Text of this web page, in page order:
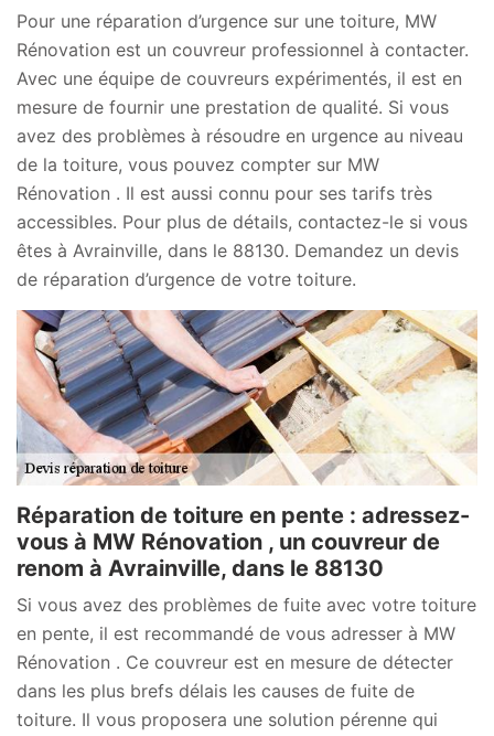
Pour une réparation d’urgence sur une toiture, MW
Rénovation est un couvreur professionnel à contacter.
Avec une équipe de couvreurs expérimentés, il est en
mesure de fournir une prestation de qualité. Si vous
avez des problèmes à résoudre en urgence au niveau
de la toiture, vous pouvez compter sur MW
Rénovation . Il est aussi connu pour ses tarifs très
accessibles. Pour plus de détails, contactez-le si vous
êtes à Avrainville, dans le 88130. Demandez un devis
de réparation d’urgence de votre toiture.
Réparation de toiture en pente : adressez-
vous à MW Rénovation , un couvreur de
renom à Avrainville, dans le 88130
Si vous avez des problèmes de fuite avec votre toiture
en pente, il est recommandé de vous adresser à MW
Rénovation . Ce couvreur est en mesure de détecter
dans les plus brefs délais les causes de fuite de
toiture. Il vous proposera une solution pérenne qui